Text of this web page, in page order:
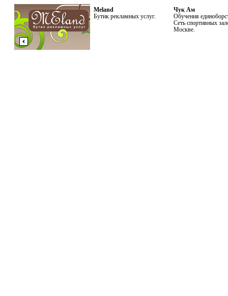
Meland
Бутик рекламных услуг.
Чук Ам
Обучения
Сеть спортивных
Москве.